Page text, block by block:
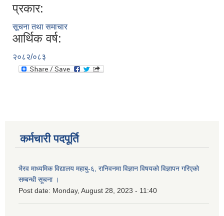
प्रकार:
सूचना तथा समाचार
आर्थिक वर्ष:
२०८२/०८३
कर्मचारी पदपूर्ति
भैरव माध्यमिक विद्यालय महाबु-६, रानिवनमा विज्ञान विषयको विज्ञापन गरिएको
सम्बन्धी सूचना ।
Post date: Monday, August 28, 2023 - 11:40